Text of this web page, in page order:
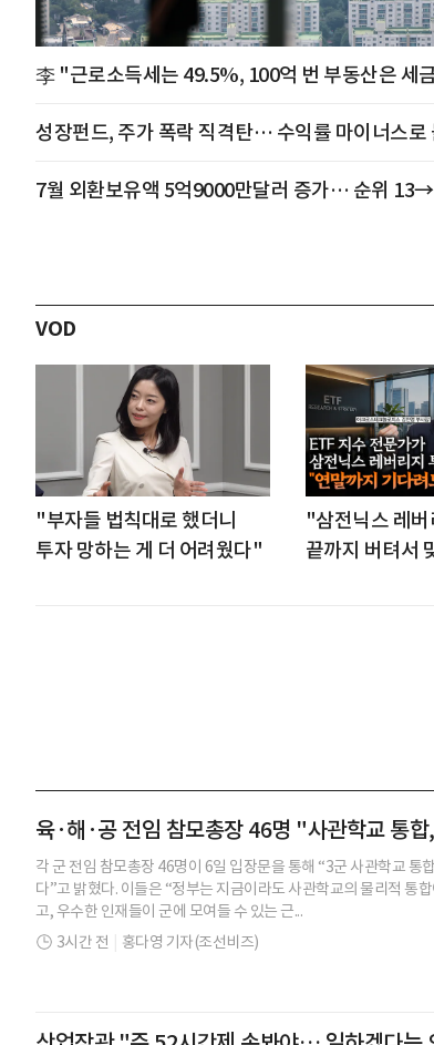
李 "근로소득세는 49.5%, 100억 번 부동산은 세
성장펀드, 주가 폭락 직격탄… 수익률 마이너스로
7월 외환보유액 5억9000만달러 증가… 순위
VOD
"부자들 법칙대로 했더니
투자 망하는 게 더 어려웠다"
"삼전닉스 레
끝까지 버텨서
육·해·공 전임 참모총장 46명 "사관학교 통
각 군 전임 참모총장 46명이 6일 입장문을 통해 “3군 사관학교 통
다”고 밝혔다. 이들은 “정부는 지금이라도 사관학교의 물리적 통
고, 우수한 인재들이 군에 모여들 수 있는 근...
3시간 전
홍다영 기자(조선비즈)